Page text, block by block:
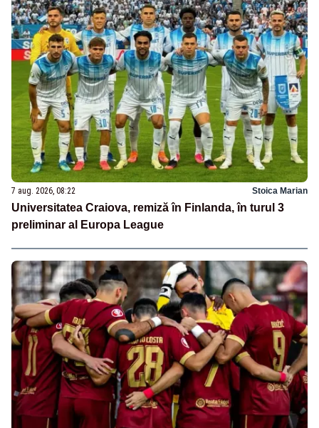
7 aug. 2026, 08:22 Stoica Marian
Universitatea Craiova, remiză în Finlanda, în turul 3
preliminar al Europa League